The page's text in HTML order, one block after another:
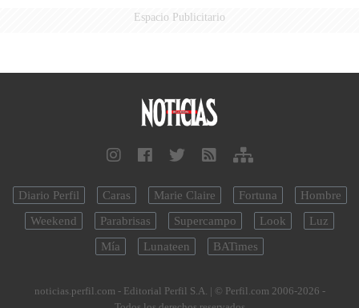
Espacio Publicitario
Diario Perfil Caras Marie Claire Fortuna
Hombre
Weekend
Parabrisas Supercampo Look
Luz
Mía
Lunateen BATimes
noticias.perfil.com - Editorial Perfil S.A. | © Perfil.com 2006-2026 -